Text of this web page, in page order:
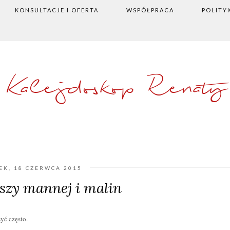
KONSULTACJE I OFERTA WSPÓŁPRACA
Kalejdoskop Renaty
18 CZERWCA 2015
mannej i malin
często.